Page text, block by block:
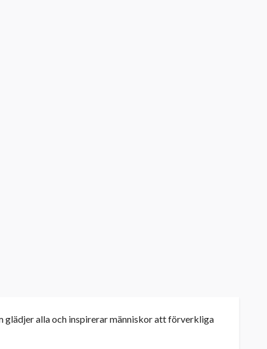
glädjer alla och inspirerar människor att förverkliga